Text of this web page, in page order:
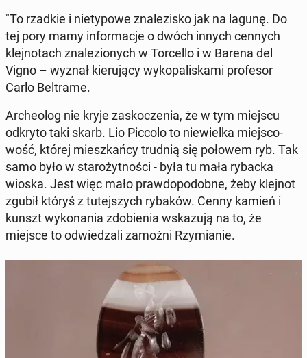
"To rzadkie i nie­ty­po­we zna­le­zi­sko jak na lagunę. Do
tej pory mamy in­for­ma­cje o dwóch innych cennych
klej­no­tach zna­le­zio­nych w Tor­cel­lo i w Barena del
Vigno – wyznał kie­ru­ją­cy wy­ko­pa­li­ska­mi pro­fe­sor
Carlo Bel­tra­me.
Ar­che­olog nie kryje za­sko­cze­nia, że w tym miejscu
odkryto taki skarb. Lio Piccolo to nie­wiel­ka miej­sco­
wość, której miesz­kań­cy trudnią się połowem ryb. Tak
samo było w sta­ro­żyt­no­ści - była tu mała rybacka
wioska. Jest więc mało praw­do­po­dob­ne, żeby klejnot
zgubił któryś z tu­tej­szych rybaków. Cenny kamień i
kunszt wy­ko­na­nia zdo­bie­nia wska­zu­ją na to, że
miejsce to od­wie­dza­li zamożni Rzy­mia­nie.